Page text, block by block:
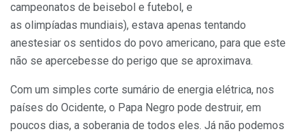
campeonatos de beisebol e futebol, e
as olimpíadas mundiais), estava apenas tentando
anestesiar os sentidos do povo americano, para que este
não se apercebesse do perigo que se aproximava.
Com um simples corte sumário de energia elétrica, nos
países do Ocidente, o Papa Negro pode destruir, em
poucos dias, a soberania de todos eles. Já não podemos